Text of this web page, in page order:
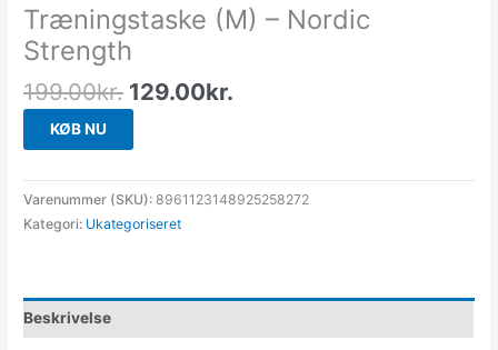
Træningstaske (M) – Nordic
Strength
199.00kr. 129.00kr.
KØB NU
Varenummer (SKU):8961123148925258272
Kategori: Ukategoriseret
Beskrivelse